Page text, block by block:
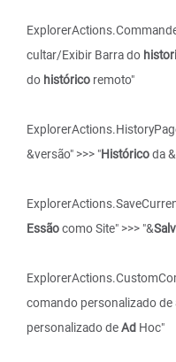
cultar/Exibir Barra do
do histórico remoto"
&versão" >>> "Históricoda
Essãocomo Site" >>> "&
comando personalizado de
personalizado deAd Hoc"